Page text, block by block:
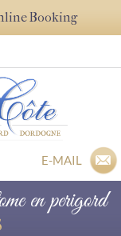
Booking
E-MAIL
en perigord